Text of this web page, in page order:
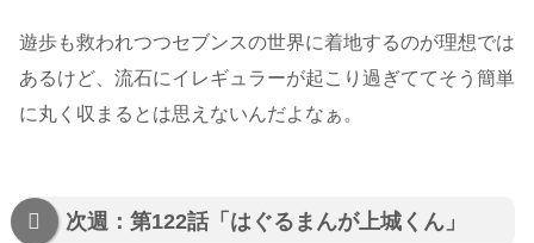
遊歩も救われつつセブンスの世界に着地するのが理想では
あるけど、流石にイレギュラーが起こり過ぎててそう簡単
に丸く収まるとは思えないんだよなぁ。
次週：第122話「はぐるまんが上城くん」